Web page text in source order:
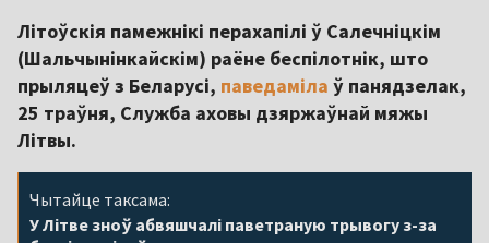
Літоўскія памежнікі перахапілі ў Салечніцкім
(Шальчынінкайскім) раёне беспілотнік, што
прыляцеў з Беларусі, паведаміла ў панядзелак,
25 траўня, Служба аховы дзяржаўнай мяжы
Літвы.
Чытайце таксама:
У Літве зноў абвяшчалі паветраную трывогу з-за